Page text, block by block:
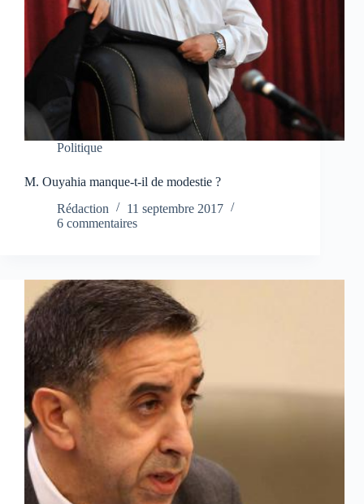
Politique
M. Ouyahia manque-t-il de modestie ?
Rédaction
11 septembre 2017
6 commentaires